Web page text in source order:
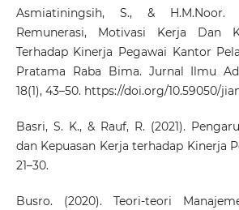
Asmiatiningsih, S., & H.M.Noor.
Remunerasi, Motivasi Kerja Dan
Terhadap Kinerja Pegawai Kantor
Pratama Raba Bima. Jurnal Ilmu
18(1), 43–50. https://doi.org/10.59050/
Basri, S. K., & Rauf, R. (2021).
dan Kepuasan Kerja terhadap Kinerja
21–30.
Busro. (2020). Teori-teori